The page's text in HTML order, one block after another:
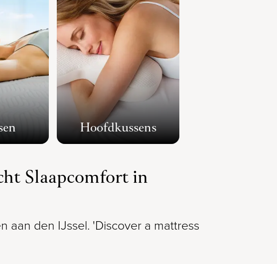
Hoofdkussens
Slaapcomfort in
aan den IJssel. 'Discover a mattress